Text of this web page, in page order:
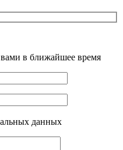
в ближайшее время
данных